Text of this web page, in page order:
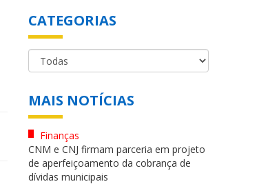
CATEGORIAS
MAIS NOTÍCIAS
Finanças
CNM e CNJ firmam parceria em projeto
de aperfeiçoamento da cobrança de
dívidas municipais